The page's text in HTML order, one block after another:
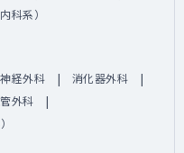
科系）
経外科
消化器外科
外科